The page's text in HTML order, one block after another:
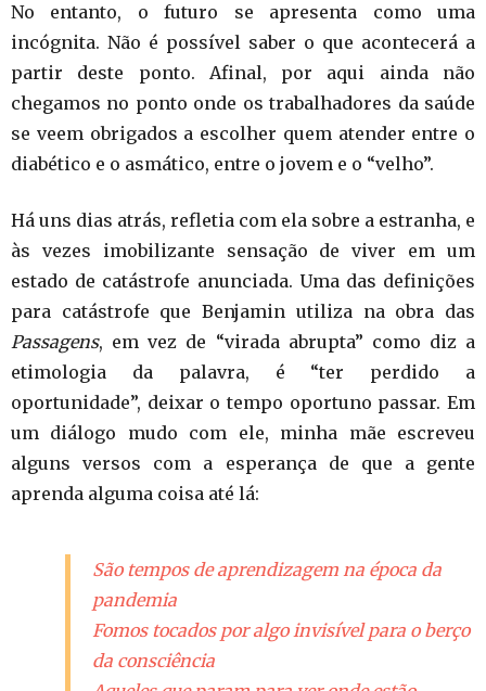
No entanto, o futuro se apresenta como uma
incógnita. Não é possível saber o que acontecerá a
partir deste ponto. Afinal, por aqui ainda não
chegamos no ponto onde os trabalhadores da saúde
se veem obrigados a escolher quem atender entre o
diabético e o asmático, entre o jovem e o “velho”.
Há uns dias atrás, refletia com ela sobre a estranha, e
às vezes imobilizante sensação de viver em um
estado de catástrofe anunciada. Uma das definições
para catástrofe que Benjamin utiliza na obra das
Passagens, em vez de “virada abrupta” como diz a
etimologia da palavra, é “ter perdido a
oportunidade”, deixar o tempo oportuno passar. Em
um diálogo mudo com ele, minha mãe escreveu
alguns versos com a esperança de que a gente
aprenda alguma coisa até lá:
São tempos de aprendizagem na época da
pandemia
Fomos tocados por algo invisível para o berço
da consciência